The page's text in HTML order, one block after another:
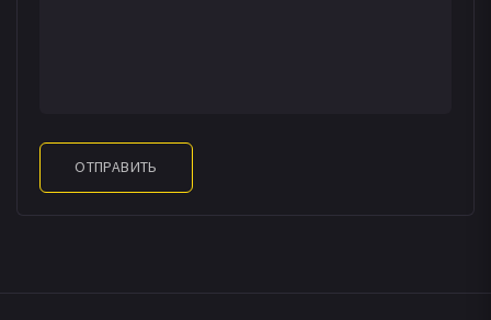
ОТПРАВИТЬ